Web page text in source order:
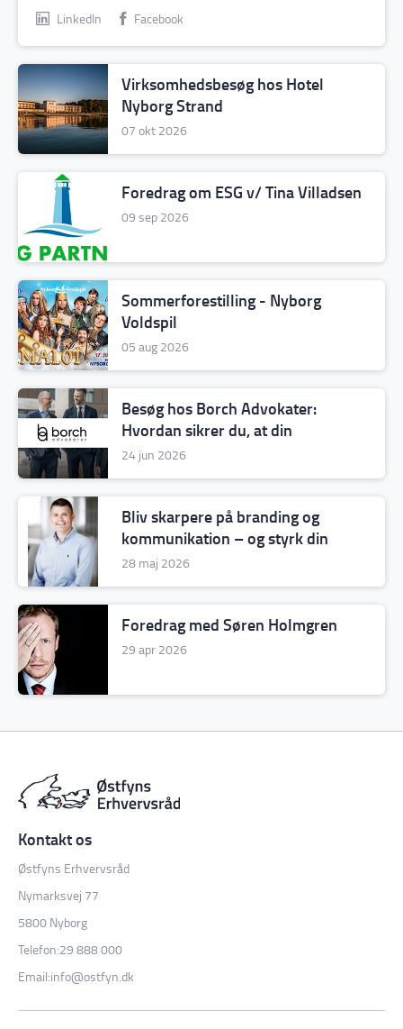
LinkedIn Facebook
Virksomhedsbesøg hos Hotel
Nyborg Strand
07 okt 2026
Foredrag om ESG v/ Tina Villadsen
09 sep 2026
Sommerforestilling - Nyborg
Voldspil
05 aug 2026
Besøg hos Borch Advokater:
Hvordan sikrer du, at din
virksomhed står stærkt – også den
dag, du ikke selv sidder for
24 jun 2026
Bliv skarpere på branding og
kommunikation – og styrk din
position i markedet
28 maj 2026
Foredrag med Søren Holmgren
29 apr 2026
Østfyns Erhvervsråd
Nymarksvej 77
5800 Nyborg
Telefon:29 888 000
Email:info@ostfyn.dk